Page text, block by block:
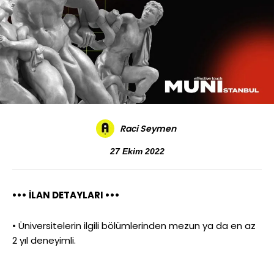
Raci Seymen
27 Ekim 2022
••• İLAN DETAYLARI •••
• Üniversitelerin ilgili bölümlerinden mezun ya da en az
2 yıl deneyimli.